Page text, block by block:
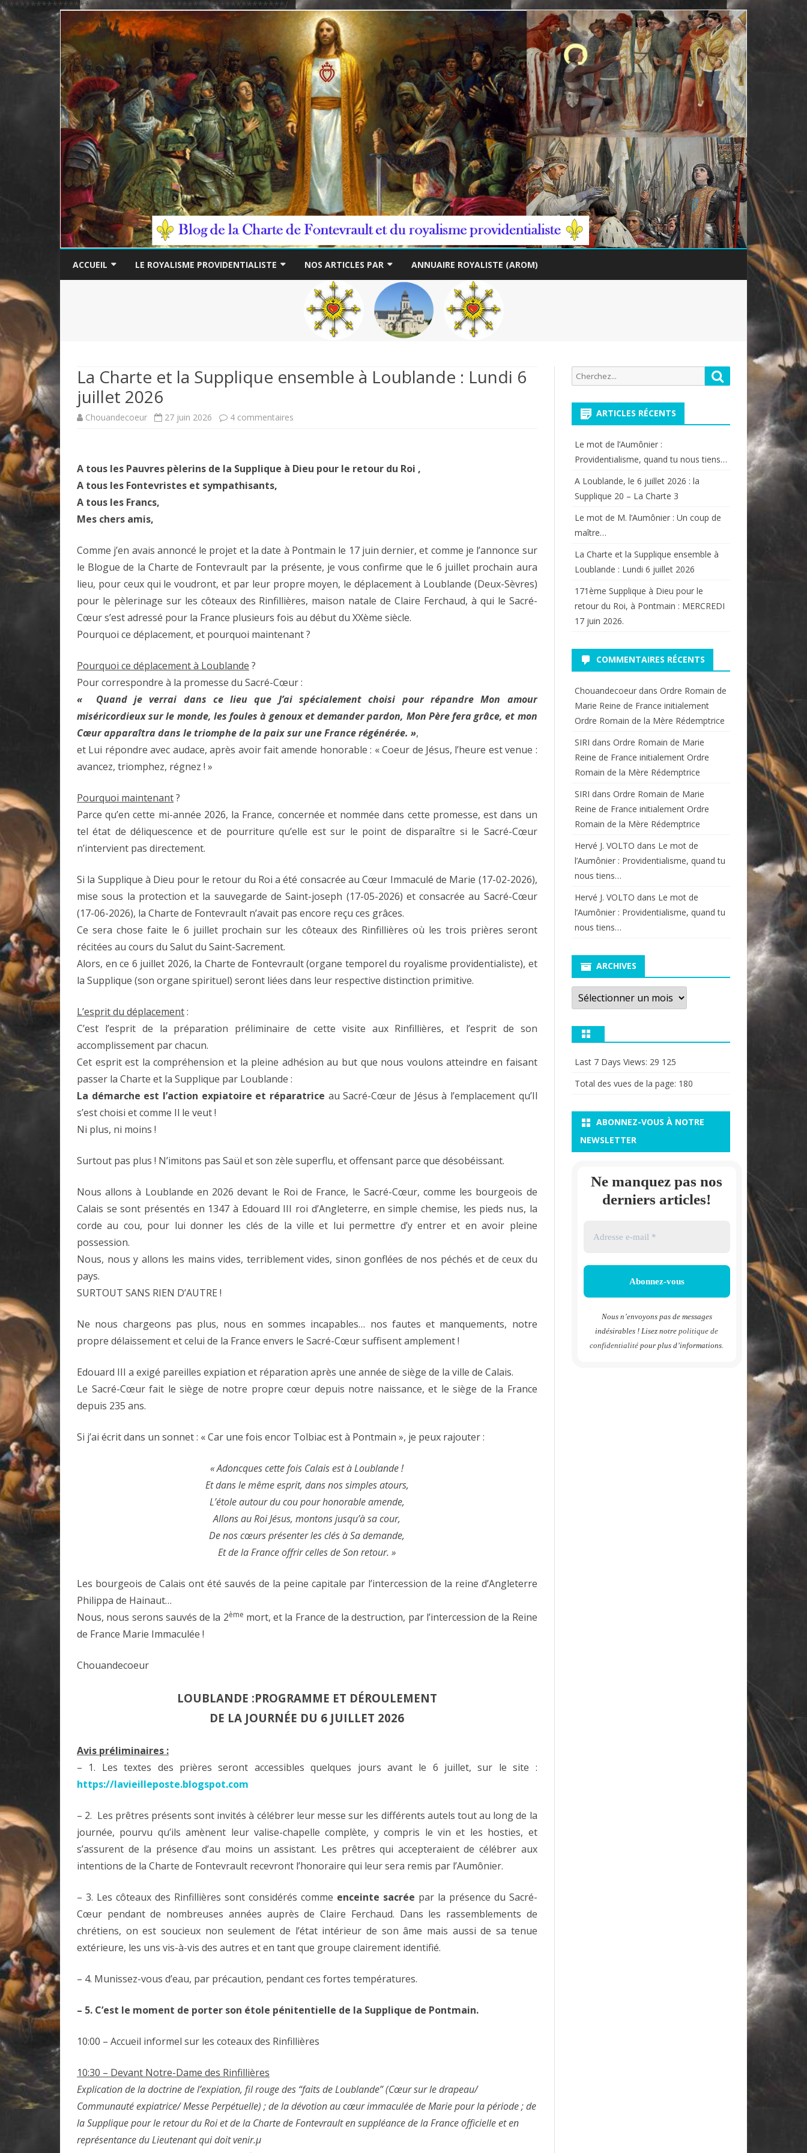
/****************************************************/
to
ACCUEIL LE ROYALISME PROVIDENTIALISTE
QUIÉTISME?
NOS ARTICLES PAR
THÉME
AUTEUR
ANNUAIRE ROYALISTE (AROM)
La Charte et la Supplique ensemble à Loublande : Lundi 6
juillet 2026
Chouandecoeur 27 juin 2026 4 commentaires
à
Loublande
A tous les Pauvres pèlerins de la Supplique à Dieu pour le retour du Roi ,
A tous les Fontevristes et sympathisants,
A tous les Francs,
Mes chers amis,
Comme j’en avais annoncé le projet et la date à Pontmain le 17 juin dernier, et comme je l’annonce sur
le Blogue de la Charte de Fontevrault par la présente, je vous confirme que le 6 juillet prochain aura
lieu, pour ceux qui le voudront, et par leur propre moyen, le déplacement à Loublande (Deux-Sèvres)
pour le pèlerinage sur les côteaux des Rinfillières, maison natale de Claire Ferchaud, à qui le Sacré-
Cœur s’est adressé pour la France plusieurs fois au début du XXème siècle.
Pourquoi ce déplacement, et pourquoi maintenant ?
Pourquoi ce déplacement à Loublande ?
Pour correspondre à la promesse du Sacré-Cœur :
« Quand je verrai dans ce lieu que J’ai spécialement choisi pour répandre Mon amour
miséricordieux sur le monde, les foules à genoux et demander pardon, Mon Père fera grâce, et mon
Cœur apparaîtra dans le triomphe de la paix sur une France régénérée. »,
et Lui répondre avec audace, après avoir fait amende honorable : « Coeur de Jésus, l’heure est venue :
avancez, triomphez, régnez ! »
Pourquoi maintenant?
Parce qu’en cette mi-année 2026, la France, concernée et nommée dans cette promesse, est dans un
tel état de déliquescence et de pourriture qu’elle est sur le point de disparaître si le Sacré-Cœur
n’intervient pas directement.
Si la Supplique à Dieu pour le retour du Roi a été consacrée au Cœur Immaculé de Marie (17-02-2026),
mise sous la protection et la sauvegarde de Saint-joseph (17-05-2026) et consacrée au Sacré-Cœur
(17-06-2026), la Charte de Fontevrault n’avait pas encore reçu ces grâces.
Ce sera chose faite le 6 juillet prochain sur les côteaux des Rinfillières où les trois prières seront
récitées au cours du Salut du Saint-Sacrement.
Alors, en ce 6 juillet 2026, la Charte de Fontevrault (organe temporel du royalisme providentialiste), et
la Supplique (son organe spirituel) seront liées dans leur respective distinction primitive.
L’esprit du déplacement:
C’est l’esprit de la préparation préliminaire de cette visite aux Rinfillières, et l’esprit de son
accomplissement par chacun.
Cet esprit est la compréhension et la pleine adhésion au but que nous voulons atteindre en faisant
passer la Charte et la Supplique par Loublande :
La démarche est l’action expiatoire et réparatrice au Sacré-Cœur de Jésus à l’emplacement qu’Il
s’est choisi et comme Il le veut !
Ni plus, ni moins !
Surtout pas plus ! N’imitons pas Saül et son zèle superflu, et offensant parce que désobéissant.
Nous allons à Loublande en 2026 devant le Roi de France, le Sacré-Cœur, comme les bourgeois de
Calais se sont présentés en 1347 à Edouard III roi d’Angleterre, en simple chemise, les pieds nus, la
corde au cou, pour lui donner les clés de la ville et lui permettre d’y entrer et en avoir pleine
possession.
Nous, nous y allons les mains vides, terriblement vides, sinon gonflées de nos péchés et de ceux du
pays.
SURTOUT SANS RIEN D’AUTRE !
Ne nous chargeons pas plus, nous en sommes incapables… nos fautes et manquements, notre
propre délaissement et celui de la France envers le Sacré-Cœur suffisent amplement !
Edouard III a exigé pareilles expiation et réparation après une année de siège de la ville de Calais.
Le Sacré-Cœur fait le siège de notre propre cœur depuis notre naissance, et le siège de la France
depuis 235 ans.
Si j’ai écrit dans un sonnet : « Car une fois encor Tolbiac est à Pontmain », je peux rajouter :
« Adoncques cette fois Calais est à Loublande !
Et dans le même esprit, dans nos simples atours,
L’étole autour du cou pour honorable amende,
Allons au Roi Jésus, montons jusqu’à sa cour,
De nos cœurs présenter les clés à Sa demande,
Et de la France offrir celles de Son retour. »
Les bourgeois de Calais ont été sauvés de la peine capitale par l’intercession de la reine d’Angleterre
Philippa de Hainaut…
Nous, nous serons sauvés de la 2ème mort, et la France de la destruction, par l’intercession de la Reine
de France Marie Immaculée !
Chouandecoeur
LOUBLANDE :PROGRAMME ET DÉROULEMENT
DE LA JOURNÉE DU 6 JUILLET 2026
Avis préliminaires :
– 1. Les textes des prières seront accessibles quelques jours avant le 6 juillet, sur le site :
https://lavieilleposte.blogspot.com
– 2. Les prêtres présents sont invités à célébrer leur messe sur les différents autels tout au long de la
journée, pourvu qu’ils amènent leur valise-chapelle complète, y compris le vin et les hosties, et
s’assurent de la présence d’au moins un assistant. Les prêtres qui accepteraient de célébrer aux
intentions de la Charte de Fontevrault recevront l’honoraire qui leur sera remis par l’Aumônier.
– 3. Les côteaux des Rinfillières sont considérés comme enceinte sacrée par la présence du Sacré-
Cœur pendant de nombreuses années auprès de Claire Ferchaud. Dans les rassemblements de
chrétiens, on est soucieux non seulement de l’état intérieur de son âme mais aussi de sa tenue
extérieure, les uns vis-à-vis des autres et en tant que groupe clairement identifié.
– 4. Munissez-vous d’eau, par précaution, pendant ces fortes températures.
– 5. C’est le moment de porter son étole pénitentielle de la Supplique de Pontmain.
10:00 – Accueil informel sur les coteaux des Rinfillières
10:30 – Devant Notre-Dame des Rinfillières
Explication de la doctrine de l’expiation, fil rouge des “faits de Loublande” (Cœur sur le drapeau/
Communauté expiatrice/ Messe Perpétuelle) ; de la dévotion au cœur immaculée de Marie pour la période ; de
la Supplique pour le retour du Roi et de la Charte de Fontevrault en suppléance de la France officielle et en
représentance du Lieutenant qui doit venir.µ
Recherche
pour:
Rechercher
ARTICLES RÉCENTS
Le mot de l’Aumônier :
Providentialisme, quand tu nous tiens…
A Loublande, le 6 juillet 2026 : la
Supplique 20 – La Charte 3
Le mot de M. l’Aumônier : Un coup de
maître…
La Charte et la Supplique ensemble à
Loublande : Lundi 6 juillet 2026
171ème Supplique à Dieu pour le
retour du Roi, à Pontmain : MERCREDI
17 juin 2026.
COMMENTAIRES RÉCENTS
Chouandecoeurdans Ordre Romain de
Marie Reine de France initialement
Ordre Romain de la Mère Rédemptrice
SIRI dans Ordre Romain de Marie
Reine de France initialement Ordre
Romain de la Mère Rédemptrice
SIRI dans Ordre Romain de Marie
Reine de France initialement Ordre
Romain de la Mère Rédemptrice
Hervé J. VOLTO dans Le mot de
l’Aumônier : Providentialisme, quand tu
nous tiens…
Hervé J. VOLTO dans Le mot de
l’Aumônier : Providentialisme, quand tu
nous tiens…
ARCHIVES
Archives
Last 7 Days Views: 29 125
Total des vues de la page: 180
ABONNEZ-VOUS À NOTRE
NEWSLETTER
Ne manquez pas nos
derniers articles!
Nous n’envoyons pas de messages
indésirables ! Lisez notrepolitique de
confidentialité pour plus d’informations.